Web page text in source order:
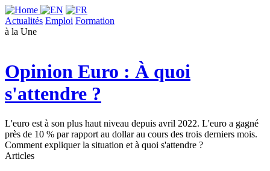
Actualités Emploi Formation
à la Une
Opinion Euro : À quoi
s'attendre ?
L'euro est à son plus haut niveau depuis avril 2022. L'euro a gagné
près de 10 % par rapport au dollar au cours des trois derniers mois.
Comment expliquer la situation et à quoi s'attendre ?
Articles